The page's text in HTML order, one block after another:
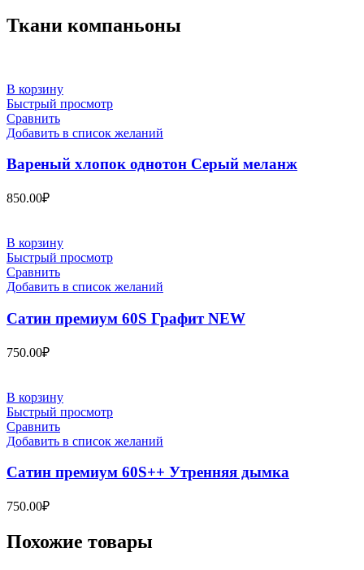
Ткани компаньоны
В корзину
Быстрый просмотр
Сравнить
Добавить в список желаний
Вареный хлопок однотон Серый меланж
850.00₽
В корзину
Быстрый просмотр
Сравнить
Добавить в список желаний
Сатин премиум 60S Графит NEW
750.00₽
В корзину
Быстрый просмотр
Сравнить
Добавить в список желаний
Сатин премиум 60S++ Утренняя дымка
750.00₽
Похожие товары